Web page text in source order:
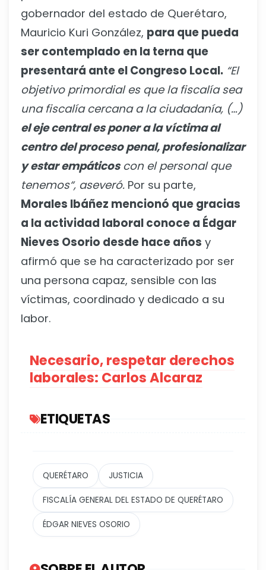
gobernador del estado de Querétaro,
Mauricio Kuri González, para que pueda
ser contemplado en la terna que
presentará ante el Congreso Local. “El
objetivo primordial es que la fiscalía sea
una fiscalía cercana a la ciudadanía, (…)
el eje central es poner a la víctima al
centro del proceso penal, profesionalizar
y estar empáticoscon el personal que
tenemos“, aseveró. Por su parte,
Morales Ibáñez mencionó que gracias
a la actividad laboral conoce a Édgar
Nieves Osorio desde hace años y
afirmó que se ha caracterizado por ser
una persona capaz, sensible con las
víctimas, coordinado y dedicado a su
labor.
Necesario, respetar derechos
laborales: Carlos Alcaraz
ETIQUETAS
QUERÉTARO JUSTICIA
FISCALÍA GENERAL DEL ESTADO DE QUERÉTARO
ÉDGAR NIEVES OSORIO